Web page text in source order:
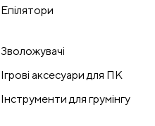
Епілятори
Зволожувачі
Ігрові аксесуари для ПК
Інструменти для грумінгу